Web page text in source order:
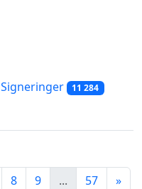
Signeringer 11 284
8 9 ... 57 »